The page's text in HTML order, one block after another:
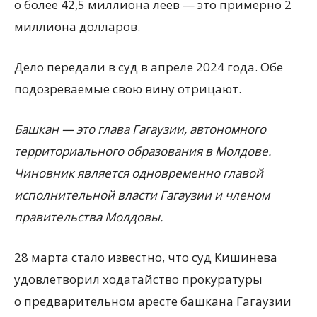
о более 42,5 миллиона леев — это примерно 2
миллиона долларов.
Дело передали в суд в апреле 2024 года. Обе
подозреваемые свою вину отрицают.
Башкан — это глава Гагаузии, автономного
территориального образования в Молдове.
Чиновник является одновременно главой
исполнительной власти Гагаузии и членом
правительства Молдовы.
28 марта стало известно, что суд Кишинева
удовлетворил ходатайство прокуратуры
о предварительном аресте башкана Гагаузии